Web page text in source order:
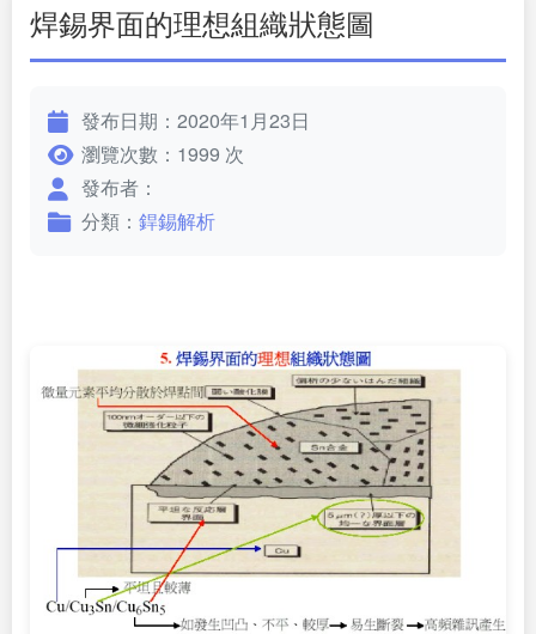
焊錫界面的理想組織狀態圖
發布日期：2020年1月23日
瀏覽次數：1999 次
發布者：
分類： 銲錫解析